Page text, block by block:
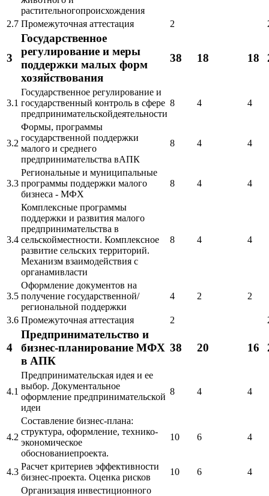
растительногопроисхождения
2.7 Промежуточная аттестация 2
3
Государственное
регулирование и меры
поддержки малых форм
хозяйствования
38 18 18
3.1
Государственное регулирование и
государственный контроль в сфере
предпринимательскойдеятельности
8 4 4
3.2
Формы, программы
государственной поддержки
малого и среднего
предпринимательства вАПК
8 4 4
3.3
Региональные и муниципальные
программы поддержки малого
бизнеса - МФХ
8 4 4
3.4
Комплексные программы
поддержки и развития малого
предпринимательства в
сельскойместности. Комплексное
развитие сельских территорий.
Механизм взаимодействия с
органамивласти
8 4 4
3.5
Оформление документов на
получение государственной/
региональной поддержки
4 2 2
3.6 Промежуточная аттестация 2
4
Предпринимательство и
бизнес-планирование МФХ
в АПК
38 20 16
4.1
Предпринимательская идея и ее
выбор. Документальное
оформление предпринимательской
идеи
8 4 4
4.2
Составление бизнес-плана:
структура, оформление, технико-
экономическое
обоснованиепроекта.
10 6 4
4.3
Расчет критериев эффективности
бизнес-проекта. Оценка рисков
10 6 4
Организация инвестиционного